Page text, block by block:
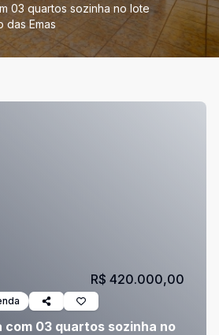
03 quartos sozinha no lote
das Emas
com 03 quartos sozinha no
R$ 420.000,00